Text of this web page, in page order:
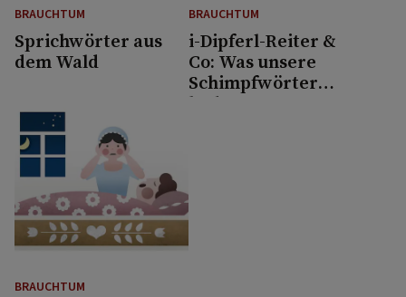
BRAUCHTUM
Sprichwörter aus
dem Wald
BRAUCHTUM
i-Dipferl-Reiter &
Co: Was unsere
Schimpfwörter
bedeuten
BRAUCHTUM